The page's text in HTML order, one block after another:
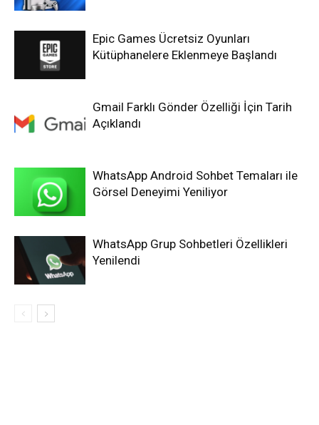
Epic Games Ücretsiz Oyunları
Kütüphanelere Eklenmeye Başlandı
Gmail Farklı Gönder Özelliği İçin Tarih
Açıklandı
WhatsApp Android Sohbet Temaları ile
Görsel Deneyimi Yeniliyor
WhatsApp Grup Sohbetleri Özellikleri
Yenilendi